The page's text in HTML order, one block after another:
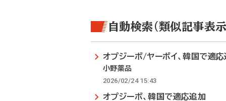
自動検索（類似記事表示
オプジーボ/ヤーボイ、韓国で適応
小野薬品
2026/02/24 15:43
オプジーボ、韓国で適応追加